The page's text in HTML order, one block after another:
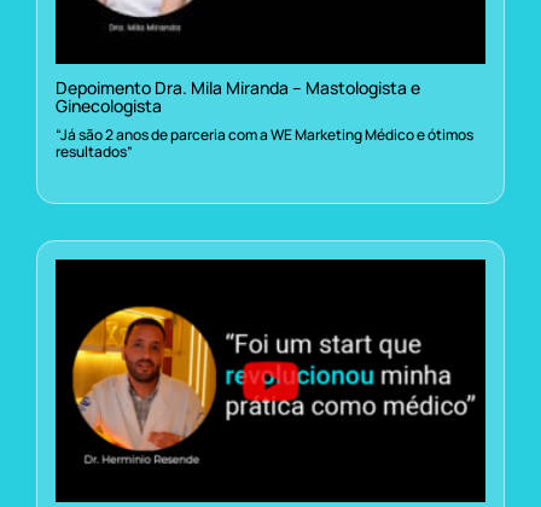
Depoimento Dra. Mila Miranda – Mastologista e
Ginecologista
“Já são 2 anos de parceria com a WE Marketing Médico e ótimos
resultados”